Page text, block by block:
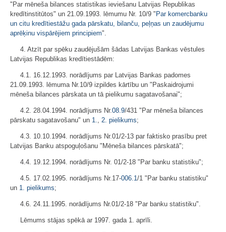
"Par mēneša bilances statistikas ieviešanu Latvijas Republikas
kredītinstitūtos" un 21.09.1993. lēmumu Nr. 10/9 " Par komercbanku
un citu kredītiestāžu gada pārskatu, bilanču, peļņas un zaudējumu
aprēķinu vispārējiem principiem".
4. Atzīt par spēku zaudējušām šādas Latvijas Bankas vēstules
Latvijas Republikas kredītiestādēm:
4.1. 16.12.1993. norādījums par Latvijas Bankas padomes
21.09.1993. lēmuma Nr.10/9 izpildes kārtību un "Paskaidrojumi
mēneša bilances pārskata un tā pielikumu sagatavošanai";
4.2. 28.04.1994. norādījums Nr.08.9/431 "Par mēneša bilances
pārskatu sagatavošanu" un 1., 2. pielikums;
4.3. 10.10.1994. norādījums Nr.01/2-13 par faktisko prasību pret
Latvijas Banku atspoguļošanu "Mēneša bilances pārskatā";
4.4. 19.12.1994. norādījums Nr. 01/2-18 "Par banku statistiku";
4.5. 17.02.1995. norādījums Nr.17-006.1/1 "Par banku statistiku"
un 1. pielikums;
4.6. 24.11.1995. norādījums Nr.01/2-18 "Par banku statistiku".
Lēmums stājas spēkā ar 1997. gada 1. aprīli.